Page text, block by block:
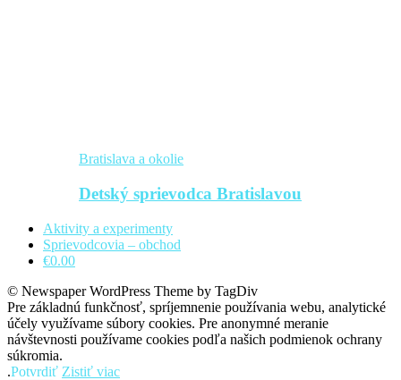
Bratislava a okolie
Detský sprievodca Bratislavou
Aktivity a experimenty
Sprievodcovia – obchod
€0.00
© Newspaper WordPress Theme by TagDiv
Pre základnú funkčnosť, spríjemnenie používania webu, analytické
účely využívame súbory cookies. Pre anonymné meranie
návštevnosti používame cookies podľa našich podmienok ochrany
súkromia.
.Potvrdiť Zistiť viac